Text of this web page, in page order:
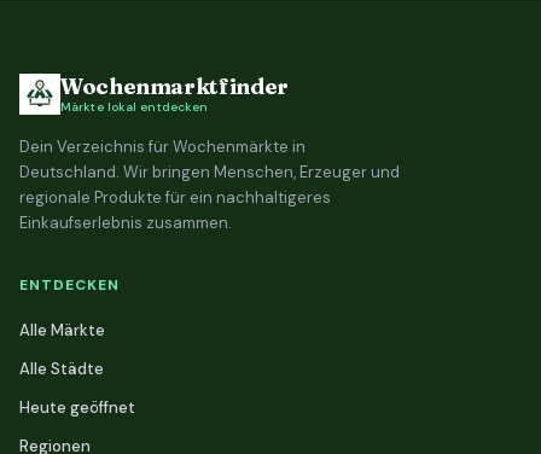
Wochenmarktfinder
Märkte lokal entdecken
Dein Verzeichnis für Wochenmärkte in
Deutschland. Wir bringen Menschen, Erzeuger und
regionale Produkte für ein nachhaltigeres
Einkaufserlebnis zusammen.
ENTDECKEN
Alle Märkte
Alle Städte
Heute geöffnet
Regionen